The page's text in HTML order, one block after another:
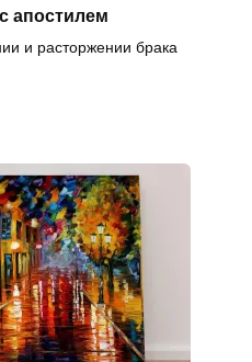
апостилем
и расторжении брака